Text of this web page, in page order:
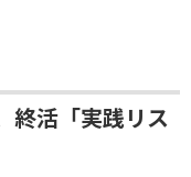
終活「実践リス